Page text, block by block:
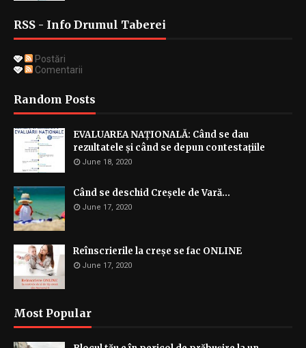
RSS - Info Drumul Taberei
Postări
Comentarii
Random Posts
EVALUAREA NAȚIONALĂ: Când se dau
rezultatele și când se depun contestațiile
June 18, 2020
Când se deschid Creșele de Vară...
June 17, 2020
Reînscrierile la creșe se fac ONLINE
June 17, 2020
Most Popular